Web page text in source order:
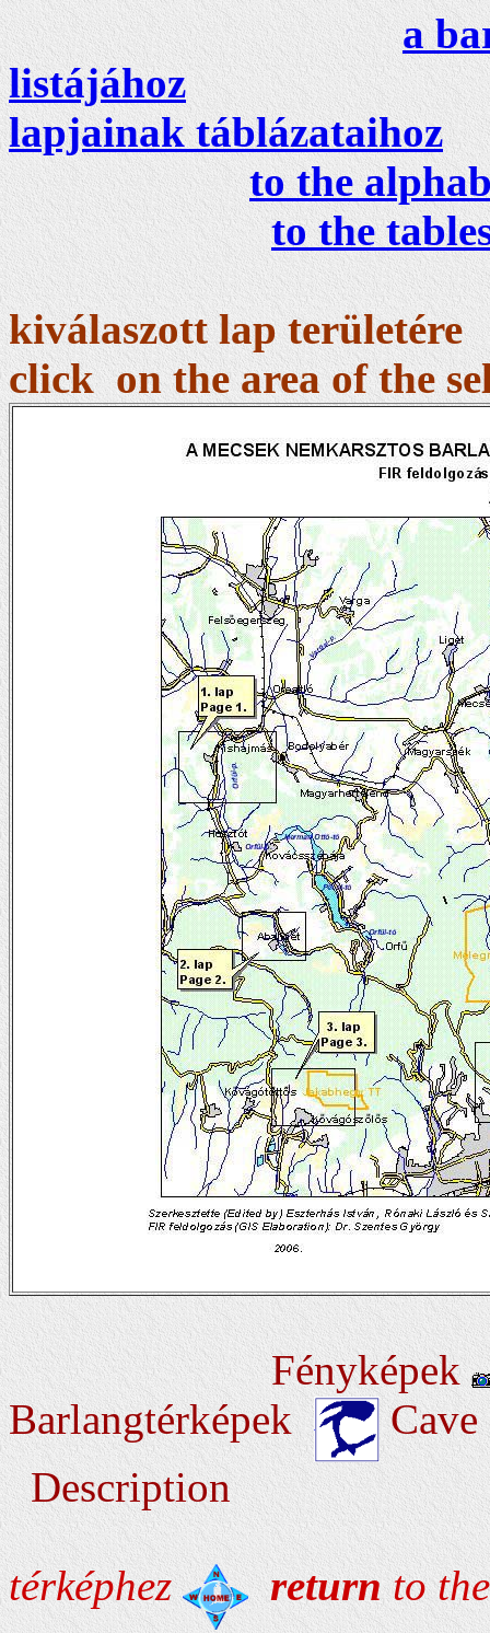
a
listájához
lapjainak táblázataihoz
to the
to the
kiválaszott lap területére
click on the area of the
Fényképek
Barlangtérképek
Description
térképhez returnto